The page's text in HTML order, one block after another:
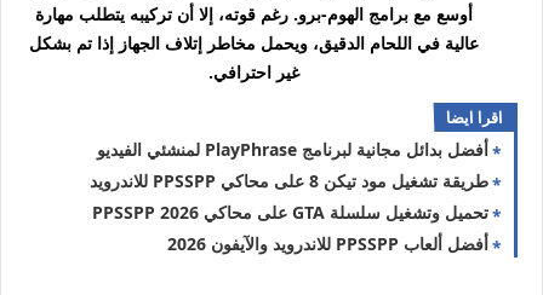
أوسع مع برامج الهوم-برو. رغم قوته، إلا أن تركيبه يتطلب مهارة
عالية في اللحام الدقيق، ويحمل مخاطر إتلاف الجهاز إذا تم بشكل
غير احترافي.
اقرا ايضا
أفضل بدائل مجانية لبرنامج PlayPhrase لمنشئي الفيديو
طريقة تشغيل مود تيكن 8 على محاكي PPSSPP للاندرويد
تحميل وتشغيل سلسلة GTA على محاكي PPSSPP 2026
أفضل ألعاب PPSSPP للاندرويد والآيفون 2026